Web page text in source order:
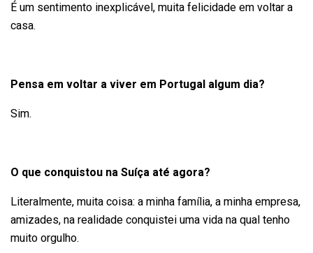
É um sentimento inexplicável, muita felicidade em voltar a
casa.
Pensa em voltar a viver em Portugal algum dia?
Sim.
O que conquistou na Suíça até agora?
Literalmente, muita coisa: a minha família, a minha empresa,
amizades, na realidade conquistei uma vida na qual tenho
muito orgulho.